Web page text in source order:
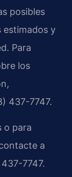
posibles
estimados y
Para
los
437-7747.
o para
a
7747.